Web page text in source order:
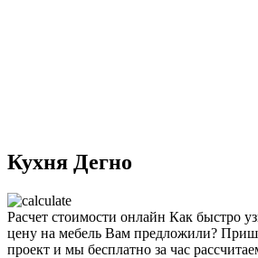
Кухня Дегно
Расчет стоимости онлайн Как быстро
цену на мебель Вам предложили?
проект и мы бесплатно за час